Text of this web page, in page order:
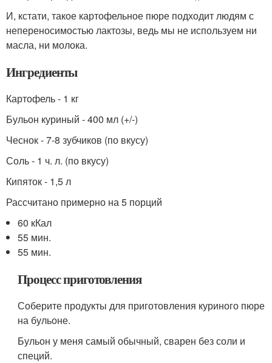
И, кстати, такое картофельное пюре подходит людям с
непереносимостью лактозы, ведь мы не используем ни
масла, ни молока.
Ингредиенты
Картофель - 1 кг
Бульон куриный - 400 мл (+/-)
Чеснок - 7-8 зубчиков (по вкусу)
Соль - 1 ч. л. (по вкусу)
Кипяток - 1,5 л
Рассчитано примерно на 5 порций
60 кКал
55 мин.
55 мин.
Процесс приготовления
Соберите продукты для приготовления куриного пюре
на бульоне.
Бульон у меня самый обычный, сварен без соли и
специй.